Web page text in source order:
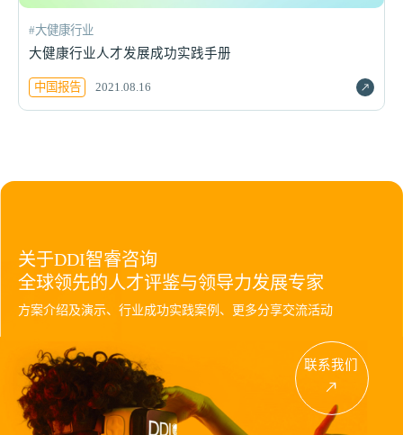
#大健康行业
大健康行业人才发展成功实践手册
中国报告 2021.08.16
关于DDI智睿咨询
全球领先的人才评鉴与领导力发展专家
方案介绍及演示、行业成功实践案例、更多分享交流活动
联系我们